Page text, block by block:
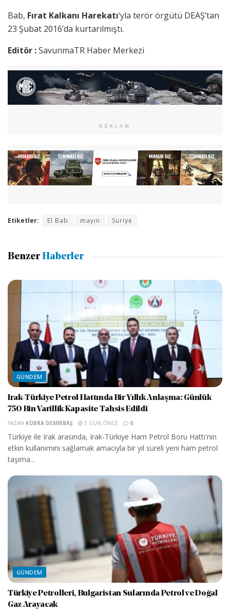
Bab, Fırat Kalkanı Harekatı‘yla terör örgütü DEAŞ’tan
23 Şubat 2016’da kurtarılmıştı.
Editör :SavunmaTR Haber Merkezi
REKLAM
Etiketler: El Bab mayın Suriye
Benzer Haberler
GÜNDEM
Irak-Türkiye Petrol Hattında Bir Yıllık Anlaşma: Günlük
750 Bin Varillik Kapasite Tahsis Edildi
YAZAN KÜBRA DEMIRBAŞ 5 GÜN ÖNCE 0
Türkiye ile Irak arasında, Irak-Türkiye Ham Petrol Boru Hattı'nın
etkin kullanımını sağlamak amacıyla bir yıl süreli yeni ham petrol
taşıma...
GÜNDEM
Türkiye Petrolleri, Bulgaristan Sularında Petrol ve Doğal
Gaz Arayacak